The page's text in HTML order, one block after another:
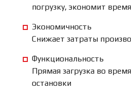
погрузку, экономит
Экономичность
Снижает затраты
Функциональность
Прямая загрузка во
остановки